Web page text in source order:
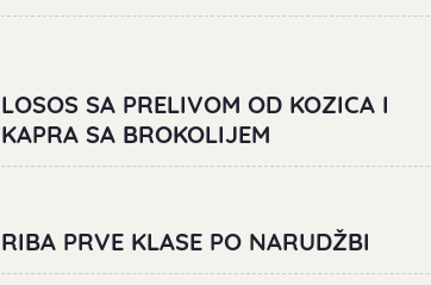
LOSOS SA PRELIVOM OD KOZICA I
KAPRA SA BROKOLIJEM
RIBA PRVE KLASE PO NARUDŽBI